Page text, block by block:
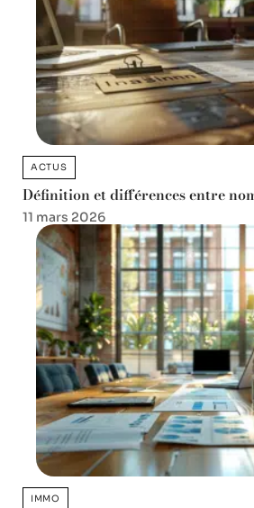
ACTUS
Définition et différences entre
11 mars 2026
IMMO